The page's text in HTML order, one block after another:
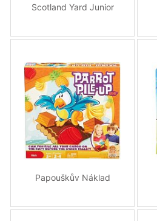
Scotland Yard Junior
Papouškův Náklad